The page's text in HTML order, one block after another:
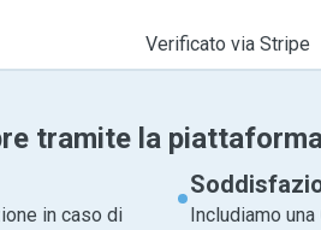
Verificato via Stripe
tramite la
in caso di
Includiamo una